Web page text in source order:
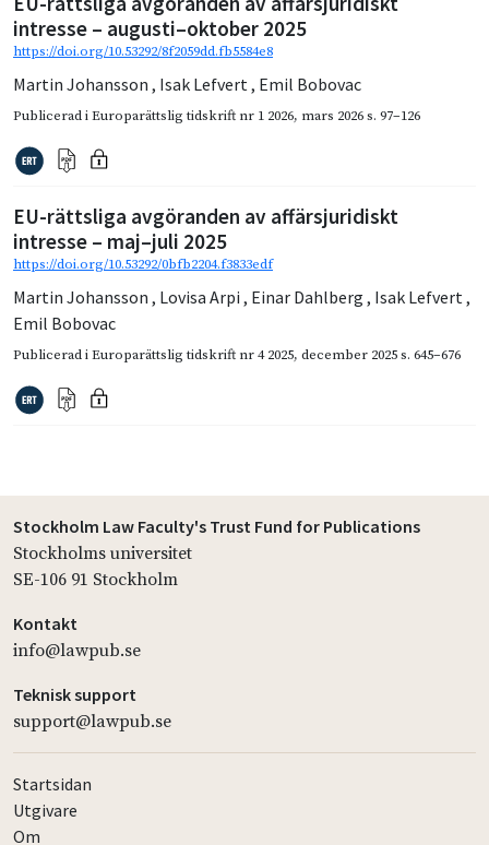
intresse – augusti–oktober 2025
https://doi.org/10.53292/8f2059dd.fb5584e8
Martin Johansson , Isak Lefvert , Emil Bobovac
Publicerad iEuroparättslig tidskrift nr 1 2026, mars 2026s. 97–126
EU-rättsliga avgöranden av affärsjuridiskt
intresse – maj–juli 2025
https://doi.org/10.53292/0bfb2204.f3833edf
Martin Johansson , Lovisa Arpi , Einar Dahlberg , Isak Lefvert ,
Emil Bobovac
Publicerad iEuroparättslig tidskrift nr 4 2025, december 2025s. 645–676
Stockholm Law Faculty's Trust Fund for Publications
Stockholms universitet
SE-106 91 Stockholm
Kontakt
info@lawpub.se
Teknisk support
support@lawpub.se
Startsidan
Utgivare
Om